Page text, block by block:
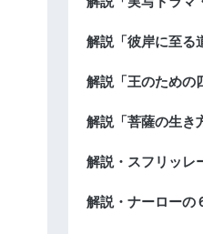
解説「彼岸に至る
解説「王のための
解説「菩薩の生き
解説・スフリッレ
解説・ナーローの